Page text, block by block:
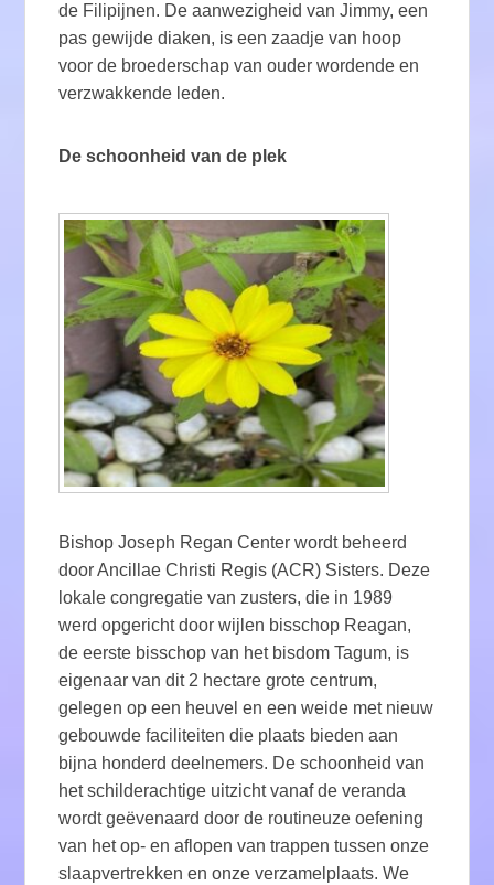
de Filipijnen. De aanwezigheid van Jimmy, een
pas gewijde diaken, is een zaadje van hoop
voor de broederschap van ouder wordende en
verzwakkende leden.
De schoonheid van de plek
Bishop Joseph Regan Center wordt beheerd
door Ancillae Christi Regis (ACR) Sisters. Deze
lokale congregatie van zusters, die in 1989
werd opgericht door wijlen bisschop Reagan,
de eerste bisschop van het bisdom Tagum, is
eigenaar van dit 2 hectare grote centrum,
gelegen op een heuvel en een weide met nieuw
gebouwde faciliteiten die plaats bieden aan
bijna honderd deelnemers. De schoonheid van
het schilderachtige uitzicht vanaf de veranda
wordt geëvenaard door de routineuze oefening
van het op- en aflopen van trappen tussen onze
slaapvertrekken en onze verzamelplaats. We